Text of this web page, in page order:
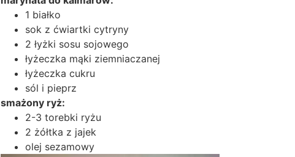
1 białko
sok z ćwiartki cytryny
2 łyżki sosu sojowego
łyżeczka mąki ziemniaczanej
łyżeczka cukru
sól i pieprz
smażony ryż:
2-3 torebki ryżu
2 żółtka z jajek
olej sezamowy